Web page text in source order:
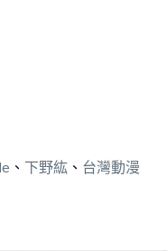
、 下野紘、 台灣動漫